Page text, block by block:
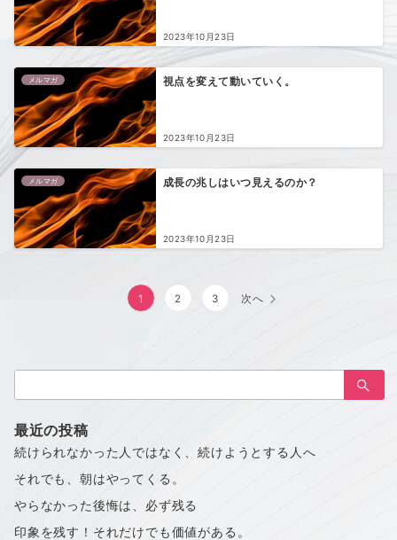
2023年10月23日
メルマガ 視点を変えて動いていく。
2023年10月23日
メルマガ 成長の兆しはいつ見えるのか？
2023年10月23日
ー
ジ
送
り
1 2 3 次へ
索：
最近の投稿
続けられなかった人ではなく、続けようとする人へ
それでも、朝はやってくる。
やらなかった後悔は、必ず残る
印象を残す！それだけでも価値がある。